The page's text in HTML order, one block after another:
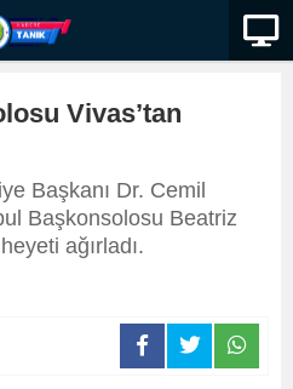
Vivas’tan
Başkanı Dr. Cemil
Başkonsolosu Beatriz
ağırladı.